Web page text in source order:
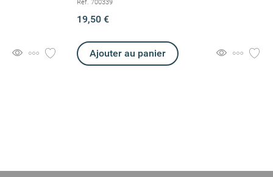
Ref. 700339
19,50 €
Ajouter au panier